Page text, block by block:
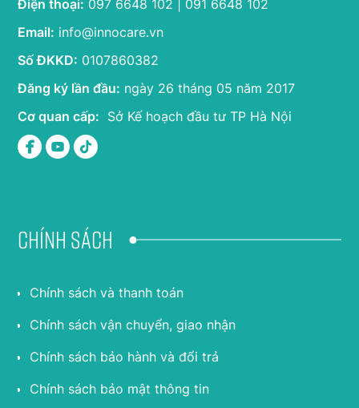
Điện thoại: 097 6648 102 | 091 6648 102
Email: info@innocare.vn
Số ĐKKD: 0107860382
Đăng ký lần đầu: ngày 26 tháng 05 năm 2017
Cơ quan cấp: Sở Kế hoạch đầu tư TP Hà Nội
Chính sách
Chính sách và thanh toán
Chính sách vận chuyển, giao nhận
Chính sách bảo hành và đổi trả
Chính sách bảo mật thông tin